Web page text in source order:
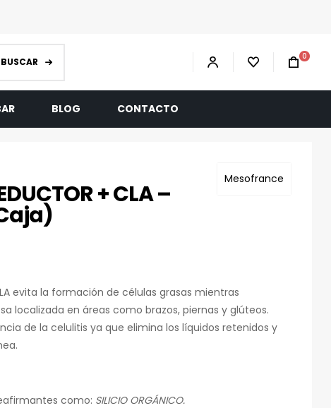
BUSCAR 0
BLOG CONTACTO
Mesofrance
+ CLA –
evita la formación de células grasas mientras
localizada en áreas como brazos, piernas y glúteos.
de la celulitis ya que elimina los líquidos retenidos y
como: SILICIO ORGÁNICO.